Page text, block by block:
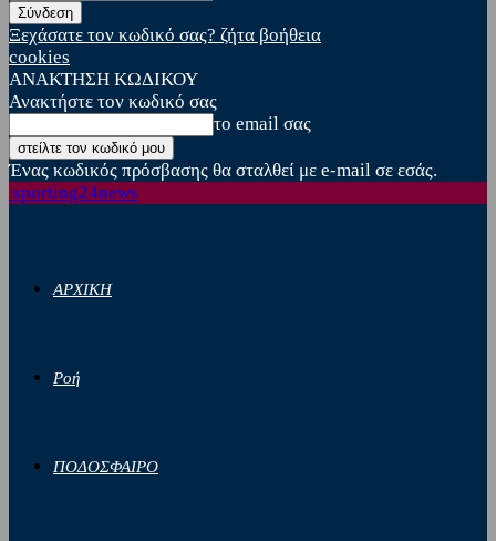
Ξεχάσατε τον κωδικό σας? ζήτα βοήθεια
cookies
ΑΝΑΚΤΗΣΗ ΚΩΔΙΚΟΥ
Ανακτήστε τον κωδικό σας
το email σας
Ένας κωδικός πρόσβασης θα σταλθεί με e-mail σε εσάς.
sporting24news
ΑΡΧΙΚΗ
Ροή
ΠΟΔΟΣΦΑΙΡΟ